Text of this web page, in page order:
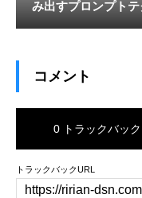
み出すプロンプトテ
コメント
0 トラックバック
トラックバックURL